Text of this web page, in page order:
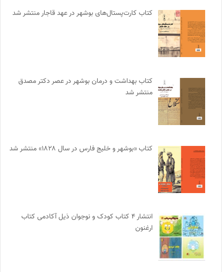
کتاب کارت‌پستال‌های بوشهر در عهد قاجار منتشر شد
کتاب بهداشت و درمان بوشهر در عصر دکتر مصدق
منتشر شد
کتاب «بوشهر و خلیج فارس در سال ۱۸۲۸» منتشر شد
انتشار ۴ کتاب کودک و نوجوان ذیل آکادمی کتاب
ارغنون